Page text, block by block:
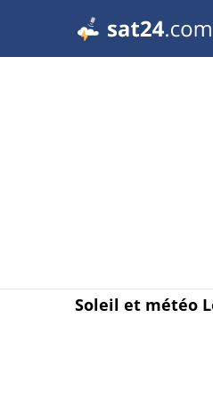
Soleil et météo